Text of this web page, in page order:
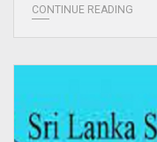
CONTINUE READING